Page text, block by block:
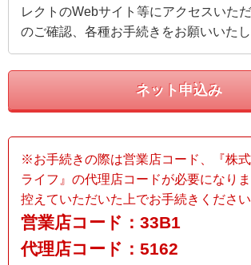
レクトのWebサイト等にアクセスいた
のご確認、各種お手続きをお願いいたし
ネット申込み
※お手続きの際は営業店コード、『株
ライフ』の代理店コードが必要になりま
控えていただいた上でお手続きください
営業店コード：33B1
代理店コード：5162